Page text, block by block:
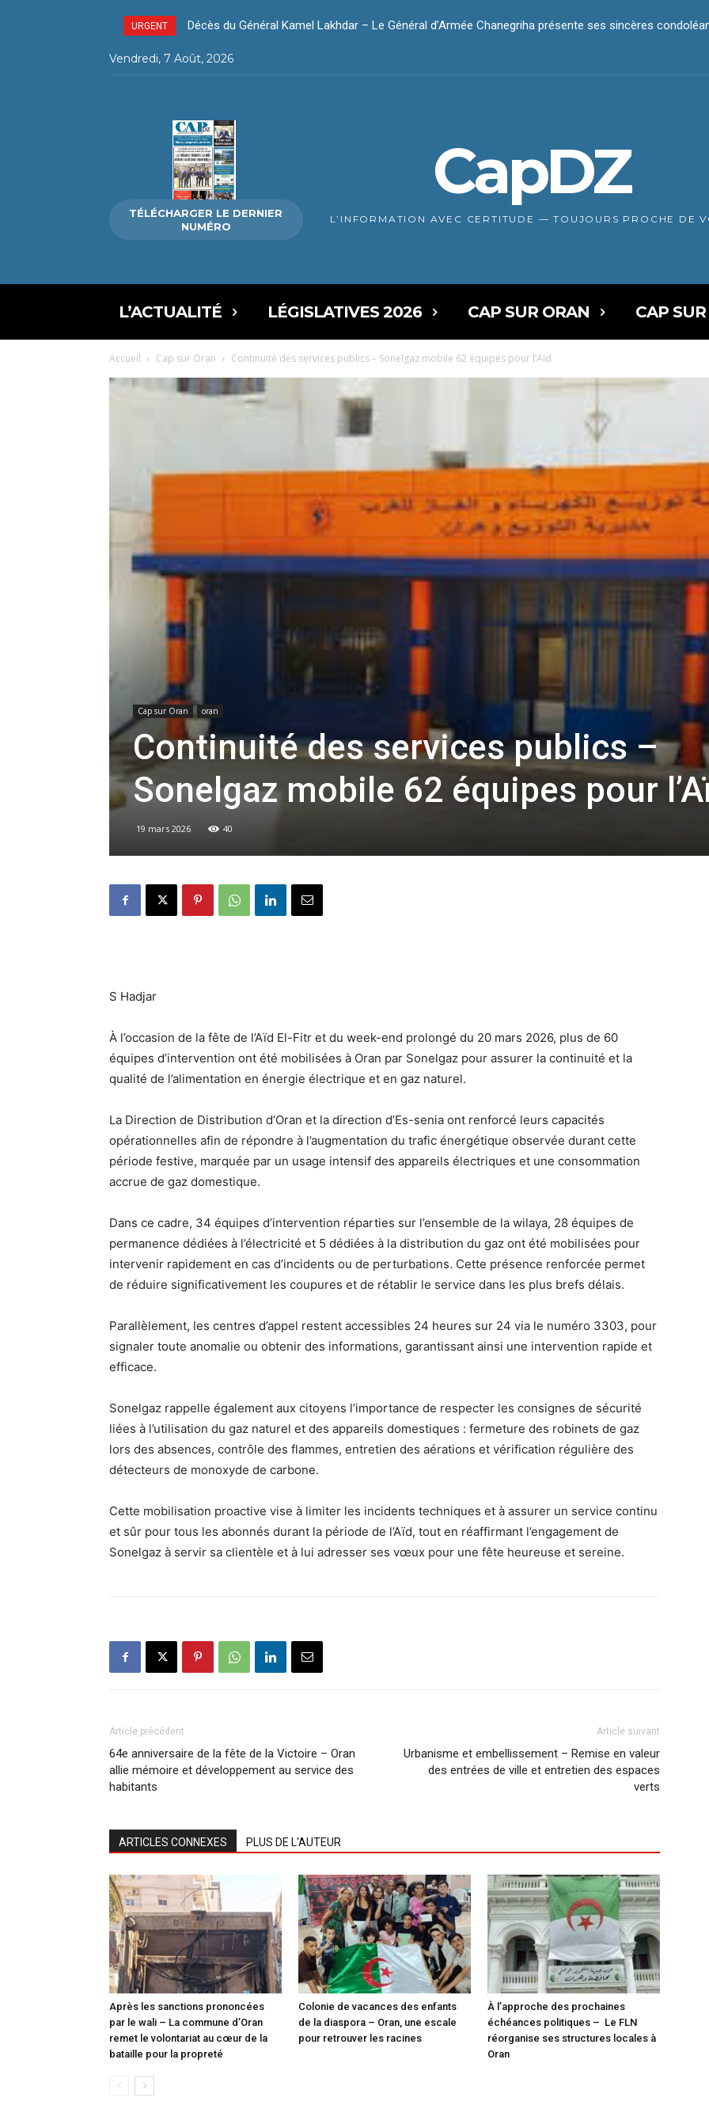
URGENT Décès du Général Kamel Lakhdar – Le Général d’Armée Chanegriha présente ses sincères
Décès du Général Kamel Lakhdar – Le président Tebboune présente ses condoléances
Vendredi, 7 Août, 2026
TÉLÉCHARGER LE DERNIER
NUMÉRO
CapDZ
L’INFORMATION AVEC CERTITUDE — TOUJOURS PROCHE DE
L’ACTUALITÉ LÉGISLATIVES 2026 CAP SUR ORAN CAP
Accueil Cap sur Oran Continuité des services publics – Sonelgaz mobile 62 équipes pour l’Aïd
Cap sur Oran oran
Continuité des services publics –
Sonelgaz mobile 62 équipes pour
19 mars 2026 40
S Hadjar
À l’occasion de la fête de l’Aïd El-Fitr et du week-end prolongé du 20 mars 2026, plus de 60
équipes d’intervention ont été mobilisées à Oran par Sonelgaz pour assurer la continuité et la
qualité de l’alimentation en énergie électrique et en gaz naturel.
La Direction de Distribution d’Oran et la direction d’Es-senia ont renforcé leurs capacités
opérationnelles afin de répondre à l’augmentation du trafic énergétique observée durant cette
période festive, marquée par un usage intensif des appareils électriques et une consommation
accrue de gaz domestique.
Dans ce cadre, 34 équipes d’intervention réparties sur l’ensemble de la wilaya, 28 équipes de
permanence dédiées à l’électricité et 5 dédiées à la distribution du gaz ont été mobilisées pour
intervenir rapidement en cas d’incidents ou de perturbations. Cette présence renforcée permet
de réduire significativement les coupures et de rétablir le service dans les plus brefs délais.
Parallèlement, les centres d’appel restent accessibles 24 heures sur 24 via le numéro 3303, pour
signaler toute anomalie ou obtenir des informations, garantissant ainsi une intervention rapide et
efficace.
Sonelgaz rappelle également aux citoyens l’importance de respecter les consignes de sécurité
liées à l’utilisation du gaz naturel et des appareils domestiques : fermeture des robinets de gaz
lors des absences, contrôle des flammes, entretien des aérations et vérification régulière des
détecteurs de monoxyde de carbone.
Cette mobilisation proactive vise à limiter les incidents techniques et à assurer un service continu
et sûr pour tous les abonnés durant la période de l’Aïd, tout en réaffirmant l’engagement de
Sonelgaz à servir sa clientèle et à lui adresser ses vœux pour une fête heureuse et sereine.
Article précédent
64e anniversaire de la fête de la Victoire – Oran
allie mémoire et développement au service des
habitants
Article suivant
Urbanisme et embellissement – Remise en valeur
des entrées de ville et entretien des espaces
verts
ARTICLES CONNEXES PLUS DE L'AUTEUR
Après les sanctions prononcées
par le wali – La commune d’Oran
remet le volontariat au cœur de la
bataille pour la propreté
Colonie de vacances des enfants
de la diaspora – Oran, une escale
pour retrouver les racines
À l’approche des prochaines
échéances politiques – Le FLN
réorganise ses structures locales à
Oran